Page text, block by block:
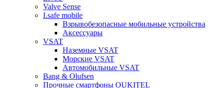
Valve Sense
I.safe mobile
Взрывобезопасные мобильные устройства
Аксессуары
VSAT
Наземные VSAT
Морские VSAT
Автомобильные VSAT
Bang & Olufsen
Прочные смартфоны OUKITEL